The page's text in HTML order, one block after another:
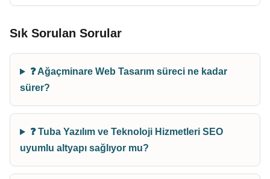
Sık Sorulan Sorular
❓ Ağaçminare Web Tasarım süreci ne kadar
sürer?
❓ Tuba Yazılım ve Teknoloji Hizmetleri SEO
uyumlu altyapı sağlıyor mu?